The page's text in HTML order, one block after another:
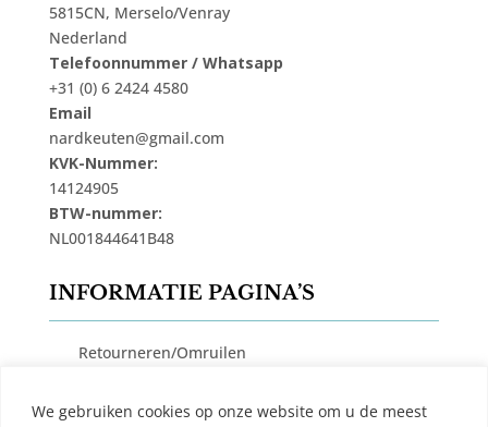
We gebruiken cookies op onze website om u de meest
5815CN, Merselo/Venray
Nederland
Telefoonnummer / Whatsapp
+31 (0) 6 2424 4580
Email
nardkeuten@gmail.com
KVK-Nummer:
14124905
BTW-nummer:
NL001844641B48
INFORMATIE PAGINA’S
Retourneren/Omruilen
Cookiebeleid